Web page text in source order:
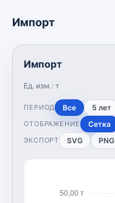
Импорт
Импорт
Ед. изм.: т
ПЕРИОД Все 5 лет
ОТОБРАЖЕНИЕ Сетка
ЭКСПОРТ SVG PNG
50,00 т